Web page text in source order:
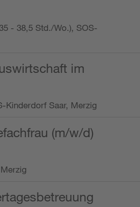
- 38,5 Std./Wo.), SOS-
im
Kinderdorf Saar, Merzig
(m/w/d)